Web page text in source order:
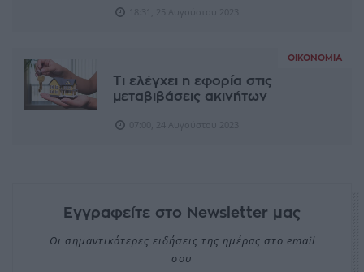
ΟΙΚΟΝΟΜΊΑ
Τι ελέγχει η εφορία στις
μεταβιβάσεις ακινήτων
Εγγραφείτε στο Newsletter μας
Οι σημαντικότερες ειδήσεις της ημέρας στο email
σου